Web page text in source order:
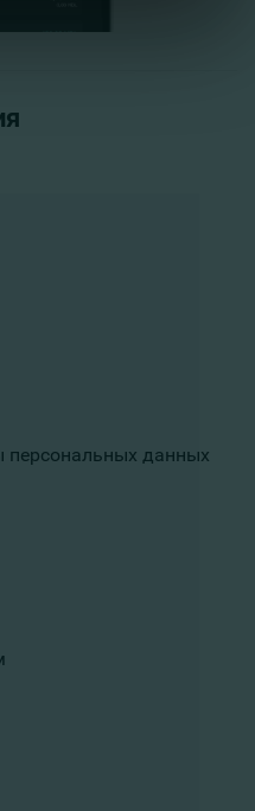
персональных данных